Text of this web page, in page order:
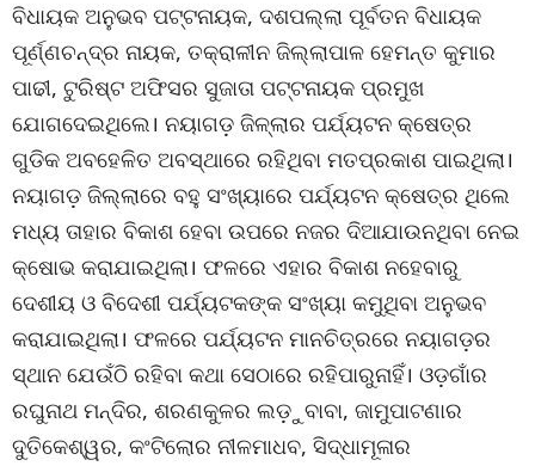
ବିଧାୟକ ଅନୁଭବ ପଟ୍ଟନାୟକ, ଦଶପଲ୍ଲା ପୂର୍ବତନ ବିଧାୟକ
ପୂର୍ଣ୍ଣଚନ୍ଦ୍ର ନାୟକ, ତକ୍ରାଳୀନ ଜିଲ୍ଲାପାଳ ହେମନ୍ତ କୁମାର
ପାଢୀ, ଟୁରିଷ୍ଟ ଅଫିସର ସୁଜାତା ପଟ୍ଟନାୟକ ପ୍ରମୁଖ
ଯୋଗଦେଇଥିଲେ। ନୟାଗଡ଼ ଜିଳ୍ଲାର ପର୍ଯ୍ୟଟନ କ୍ଷେତ୍ର
ଗୁଡିକ ଅବହେଳିତ ଅବସ୍ଥାରେ ରହିଥିବା ମତପ୍ରକାଶ ପାଇଥିଲା।
ନୟାଗଡ଼ ଜିଲ୍ଲାରେ ବହୁ ସଂଖ୍ୟାରେ ପର୍ଯ୍ୟଟନ କ୍ଷେତ୍ର ଥିଲେ
ମଧ୍ୟ ତାହାର ବିକାଶ ହେବା ଉପରେ ନଜର ଦିଆଯାଉନଥିବା ନେଇ
କ୍ଷୋଭ କରାଯାଇଥିଲା। ଫଳରେ ଏହାର ବିକାଶ ନହେବାରୁ
ଦେଶୀୟ ଓ ବିଦେଶୀ ପର୍ଯ୍ୟଟକଙ୍କ ସଂଖ୍ୟା କମୁଥିବା ଅନୁଭବ
କରାଯାଇଥିଲା। ଫଳରେ ପର୍ଯ୍ୟଟନ ମାନଚିତ୍ରରେ ନୟାଗଡ଼ର
ସ୍ଥାନ ଯେଉଁଠି ରହିବା କଥା ସେଠାରେ ରହିପାରୁନାହିଁ। ଓଡ଼ଗାଁର
ରଘୁନାଥ ମନ୍ଦିର, ଶରଣକୁଳର ଲଡ଼ୁବାବା, ଜାମୁପାଟଣାର
ଦୁତିକେଶ୍ୱର, କଂଟିଲୋର ନୀଳମାଧବ, ସିଦ୍ଧାମୂଳାର